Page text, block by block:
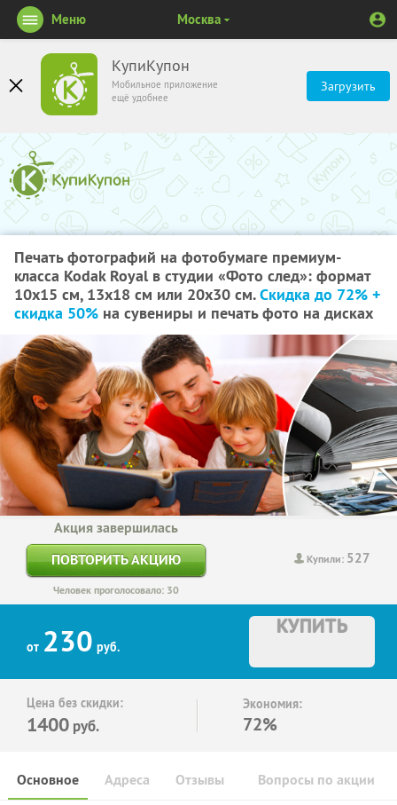
КупиКупон
Мобильное приложение
ещё удобнее
Загрузить
Меню Москва
Печать фотографий на фотобумаге премиум-
класса Kodak Royal в студии «Фото след»: формат
10х15 см, 13х18 см или 20х30 см.Скидка до 72% +
скидка 50% на сувениры и печать фото на дисках
Купили: 527
Акция завершилась
ПОВТОРИТЬ АКЦИЮ
Человек проголосовало: 30
от 230 руб.
КУПИТЬ
Цена без скидки:
1400 руб.
Экономия:
72%
Основное Отзывы Вопросы по акции
Адреса